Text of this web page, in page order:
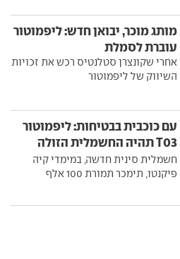
מותג מוכר, יבואן חדש: ליפמוטור
עוברת לסמלת
אחרי שקונצרן סטלנטיס רכש את זכויות
השיווק של ליפמוטור
עם כוכבית בבטיחות: ליפמוטור
T03 תהיה החשמלית הזולה
בישראל
חשמלית סינית חדשה, במימדי קיה
פיקנטו, תימכר תמורת 100 אלף